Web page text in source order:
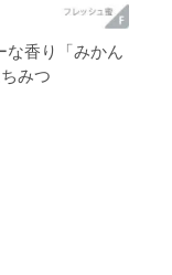
な香り「みかん
みつ